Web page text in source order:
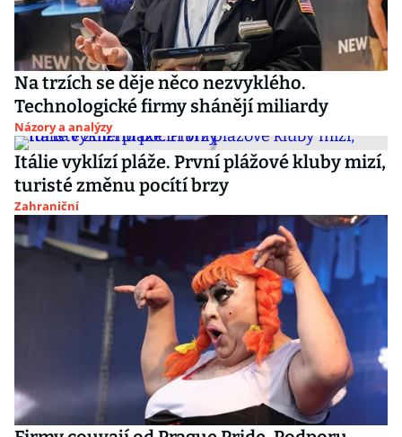
Na trzích se děje něco nezvyklého.
Technologické firmy shánějí miliardy
Názory a analýzy
Itálie vyklízí pláže. První plážové kluby mizí,
turisté změnu pocítí brzy
Zahraniční